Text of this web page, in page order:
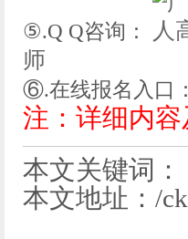
⑤.Q Q咨询：
师
⑥.在线报名入口
注：详细内
本文关键词：
本文地址：/